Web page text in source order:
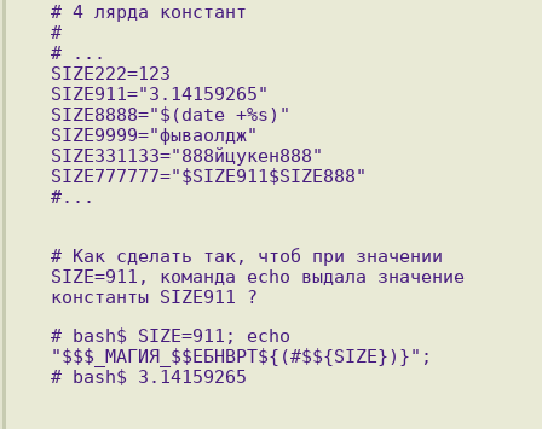
# 4 лярда констант
#
# ...
SIZE222=123
SIZE911="3.14159265"
SIZE8888="$(date +%s)"
SIZE9999="фываолдж"
SIZE331133="888йцукен888"
SIZE777777="$SIZE911$SIZE888"
#...
# Как сделать так, чтоб при значении
SIZE=911, команда echo выдала значение
константы SIZE911 ?
# bash$ SIZE=911; echo
"$$$_МАГИЯ_$$ЕБНВРТ${(#$${SIZE})}";
# bash$ 3.14159265